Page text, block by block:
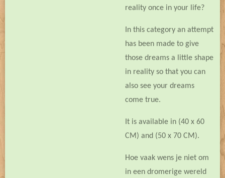
reality once in your life?
In this category an attempt
has been made to give
those dreams a little shape
in reality so that you can
also see your dreams
come true.
It is available in (40 x 60
CM) and (50 x 70 CM).
Hoe vaak wens je niet om
in een dromerige wereld